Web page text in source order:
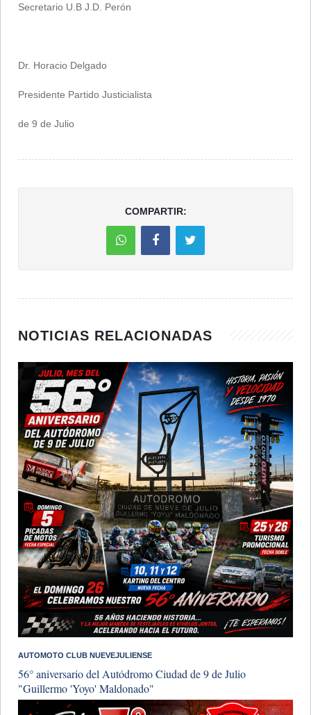
Secretario U.B J.D. Perón
Dr. Horacio Delgado
Presidente Partido Justicialista
de 9 de Julio
COMPARTIR:
NOTICIAS RELACIONADAS
AUTOMOTO CLUB NUEVEJULIENSE
56° aniversario del Autódromo Ciudad de 9 de Julio
"Guillermo 'Yoyo' Maldonado"